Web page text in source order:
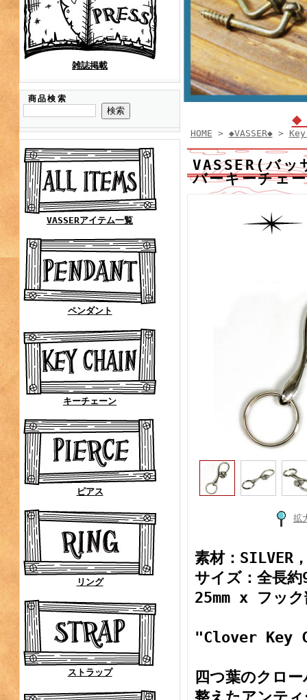
雑誌掲載
商品検索
VASSERアイテム一覧
ペンダント
キーチェーン
ピアス
リング
ストラップ
◆
HOME > ◆VASSER◆>
VASSER(バ
バーキーチェ
拡
素材：SILVER
サイズ：全長
25mm x フック
"Clover Key
四つ葉のクロ